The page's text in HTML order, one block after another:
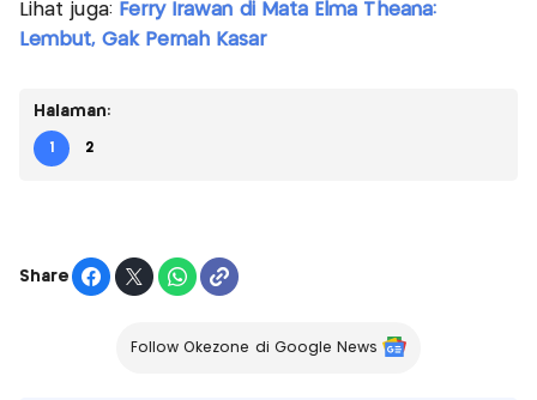
Lihat juga: Ferry Irawan di Mata Elma Theana:
Lembut, Gak Pernah Kasar
Halaman:
1 2
Share
Follow Okezone di Google News